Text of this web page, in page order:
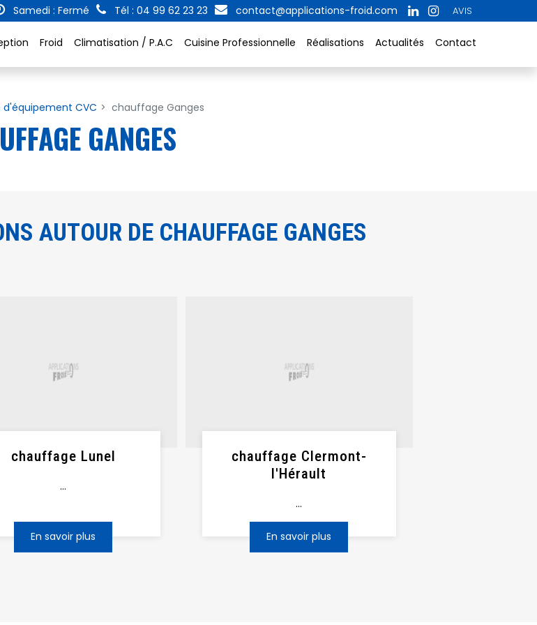
Samedi : Fermé Tél : 04 99 62 23 23 contact@applications-froid.com AVIS
Froid Climatisation / P.A.C Cuisine Professionnelle Réalisations Actualités Contact
CVC chauffage Ganges
GANGES
AUTOUR DE CHAUFFAGE GANGES
chauffage Lunel
...
En savoir plus
chauffage Clermont-
l'Hérault
...
En savoir plus